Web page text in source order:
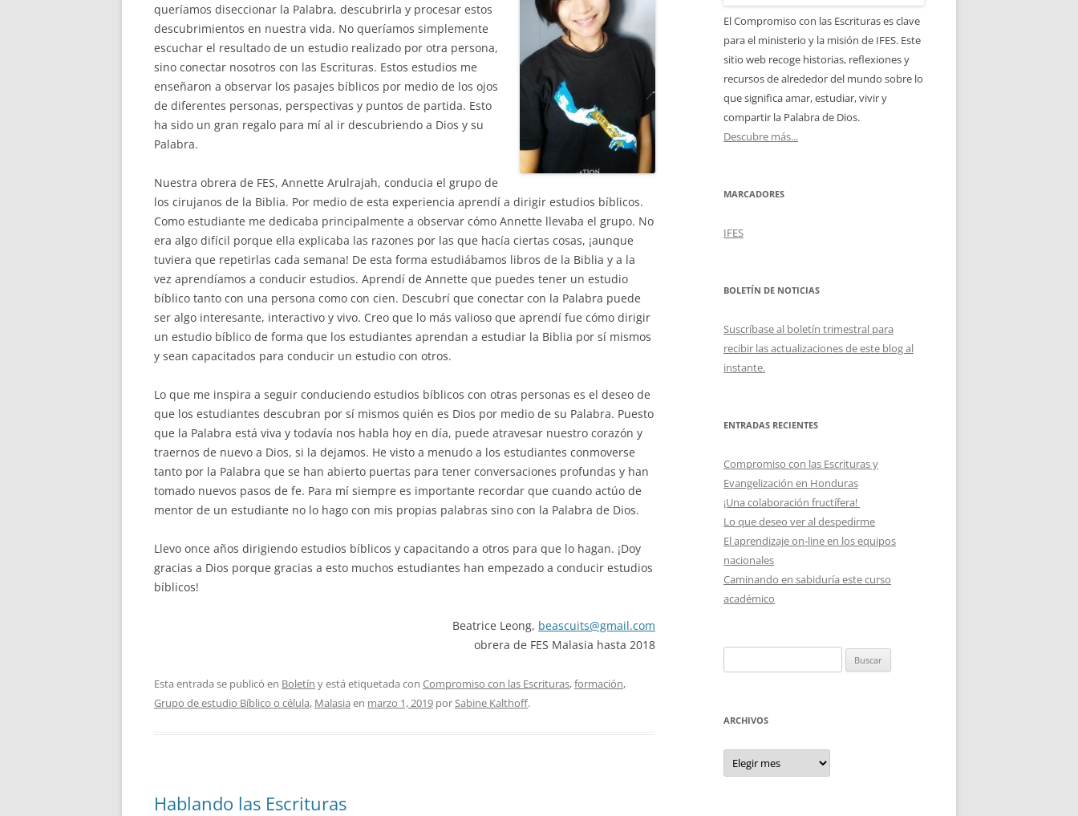
queríamos diseccionar la Palabra, descubrirla y procesar estos
descubrimientos en nuestra vida. No queríamos simplemente
escuchar el resultado de un estudio realizado por otra persona,
sino conectar nosotros con las Escrituras. Estos estudios me
enseñaron a observar los pasajes bíblicos por medio de los ojos
de diferentes personas, perspectivas y puntos de partida. Esto
ha sido un gran regalo para mí al ir descubriendo a Dios y su
Palabra.
Nuestra obrera de FES, Annette Arulrajah, conducia el grupo de
los cirujanos de la Biblia. Por medio de esta experiencia aprendí a dirigir estudios bíblicos.
Como estudiante me dedicaba principalmente a observar cómo Annette llevaba el grupo. No
era algo difícil porque ella explicaba las razones por las que hacía ciertas cosas, ¡aunque
tuviera que repetirlas cada semana! De esta forma estudiábamos libros de la Biblia y a la
vez aprendíamos a conducir estudios. Aprendí de Annette que puedes tener un estudio
bíblico tanto con una persona como con cien. Descubrí que conectar con la Palabra puede
ser algo interesante, interactivo y vivo. Creo que lo más valioso que aprendí fue cómo dirigir
un estudio bíblico de forma que los estudiantes aprendan a estudiar la Biblia por sí mismos
y sean capacitados para conducir un estudio con otros.
Lo que me inspira a seguir conduciendo estudios bíblicos con otras personas es el deseo de
que los estudiantes descubran por sí mismos quién es Dios por medio de su Palabra. Puesto
que la Palabra está viva y todavía nos habla hoy en día, puede atravesar nuestro corazón y
traernos de nuevo a Dios, si la dejamos. He visto a menudo a los estudiantes conmoverse
tanto por la Palabra que se han abierto puertas para tener conversaciones profundas y han
tomado nuevos pasos de fe. Para mí siempre es importante recordar que cuando actúo de
mentor de un estudiante no lo hago con mis propias palabras sino con la Palabra de Dios.
Llevo once años dirigiendo estudios bíblicos y capacitando a otros para que lo hagan. ¡Doy
gracias a Dios porque gracias a esto muchos estudiantes han empezado a conducir estudios
bíblicos!
Beatrice Leong, beascuits@gmail.com
obrera de FES Malasia hasta 2018
Esta entrada se publicó en Boletín y está etiquetada con Compromiso con las Escrituras,formación,
Grupo de estudio Bíblico o célula, Malasia en marzo 1, 2019 por Sabine Kalthoff.
Hablando las Escrituras
El Compromiso con las Escrituras es clave
para el ministerio y la misión de IFES. Este
sitio web recoge historias, reflexiones y
recursos de alrededor del mundo sobre lo
que significa amar, estudiar, vivir y
compartir la Palabra de Dios.
Descubre más...
MARCADORES
IFES
BOLETÍN DE NOTICIAS
Suscríbase al boletín trimestral para
recibir las actualizaciones de este blog al
instante.
ENTRADAS RECIENTES
Compromiso con las Escrituras y
Evangelización en Honduras
¡Una colaboración fructífera!
Lo que deseo ver al despedirme
El aprendizaje on-line en los equipos
nacionales
Caminando en sabiduría este curso
académico
ARCHIVOS
Archivos